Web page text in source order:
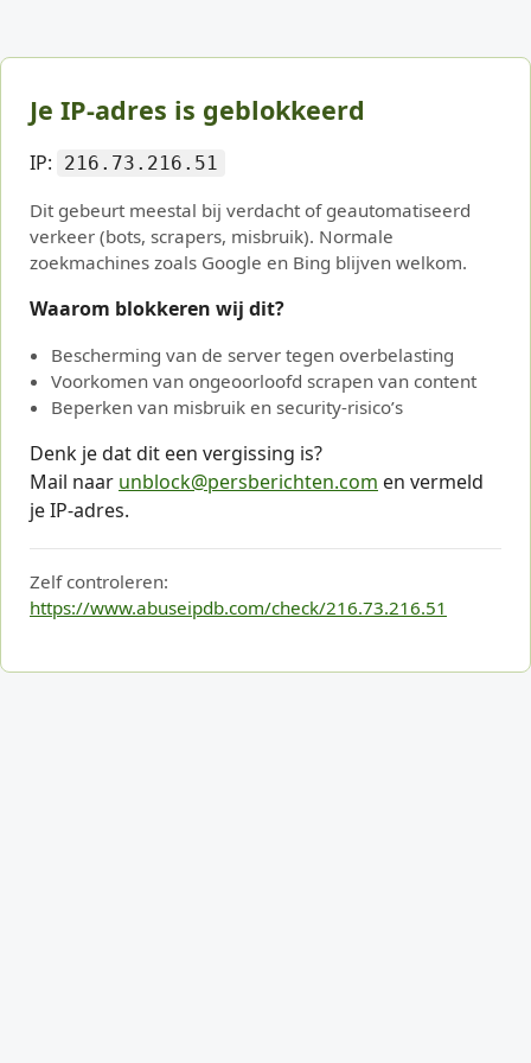
Je IP-adres is geblokkeerd
IP: 216.73.216.51
Dit gebeurt meestal bij verdacht of geautomatiseerd
verkeer (bots, scrapers, misbruik). Normale
zoekmachines zoals Google en Bing blijven welkom.
Waarom blokkeren wij dit?
Bescherming van de server tegen overbelasting
Voorkomen van ongeoorloofd scrapen van content
Beperken van misbruik en security-risico’s
Denk je dat dit een vergissing is?
Mail naar unblock@persberichten.com en vermeld
je IP-adres.
Zelf controleren:
https://www.abuseipdb.com/check/216.73.216.51